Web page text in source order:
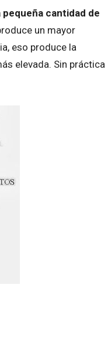
pequeña cantidad de
un mayor
eso produce la
elevada. Sin práctica